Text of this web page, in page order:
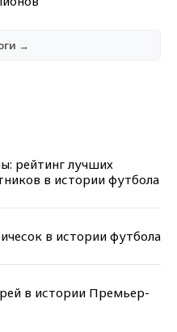
→
рейтинг лучших
в истории футбола
в истории футбола
в истории Премьер-